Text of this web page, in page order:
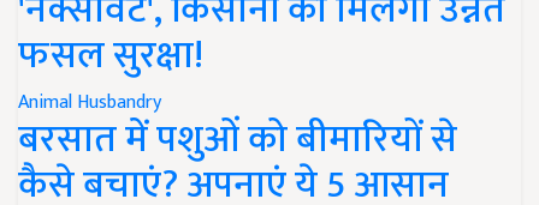
फसल सुरक्षा!
Animal Husbandry
बरसात में पशुओं को बीमारियों से
कैसे बचाएं? अपनाएं ये 5 आसान